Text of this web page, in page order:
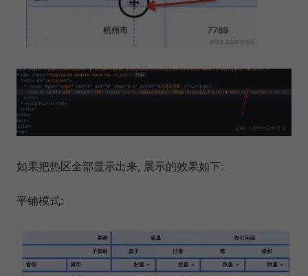
如果把热区全部显示出来, 展示的效果如下:
平铺模式: